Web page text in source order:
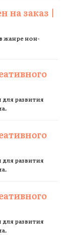
на заказ |
жанре нон-
развития
развития
развития